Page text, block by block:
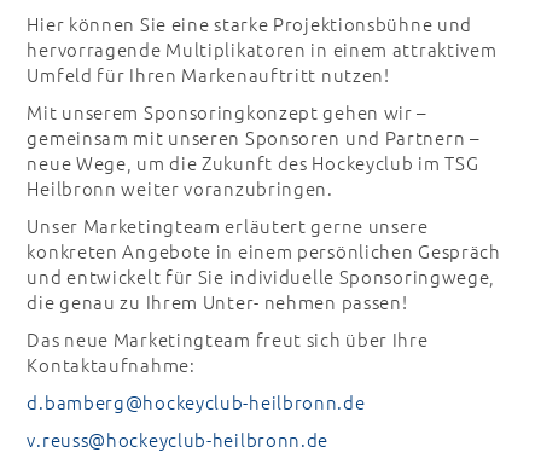
Hier können Sie eine starke Projektionsbühne und
hervorragende Multiplikatoren in einem attraktivem
Umfeld für Ihren Markenauftritt nutzen!
Mit unserem Sponsoringkonzept gehen wir –
gemeinsam mit unseren Sponsoren und Partnern –
neue Wege, um die Zukunft des Hockeyclub im TSG
Heilbronn weiter voranzubringen.
Unser Marketingteam erläutert gerne unsere
konkreten Angebote in einem persönlichen Gespräch
und entwickelt für Sie individuelle Sponsoringwege,
die genau zu Ihrem Unter- nehmen passen!
Das neue Marketingteam freut sich über Ihre
Kontaktaufnahme:
d.bamberg@hockeyclub-heilbronn.de
v.reuss@hockeyclub-heilbronn.de